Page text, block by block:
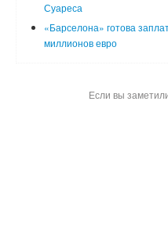
Суареса
«Барселона» готова
миллионов евро
Если вы